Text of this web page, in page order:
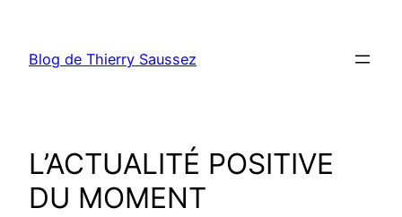
contenu
Blog de Thierry Saussez
L’ACTUALITÉ POSITIVE
DU MOMENT